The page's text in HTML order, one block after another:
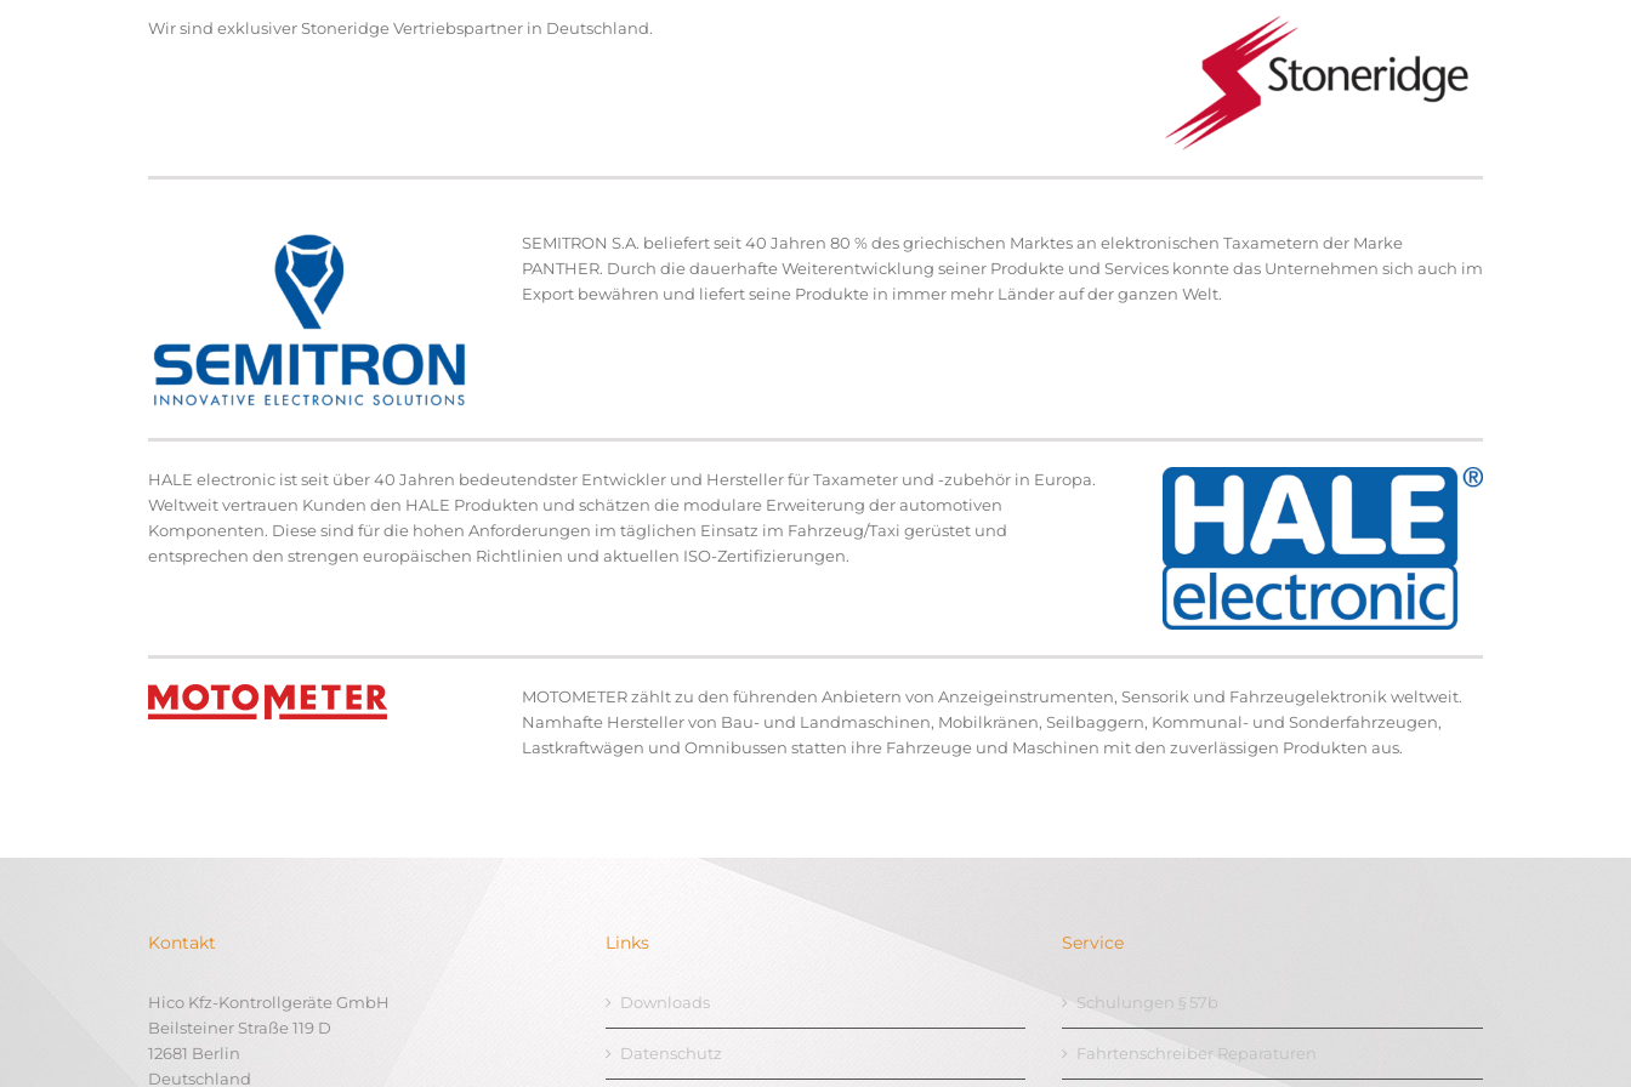
Wir sind exklusiver Stoneridge Vertriebspartner in Deutschland.
SEMITRON S.A. beliefert seit 40 Jahren 80 % des griechischen Marktes an elektronischen Taxametern der Marke
PANTHER. Durch die dauerhafte Weiterentwicklung seiner Produkte und Services konnte das Unternehmen sich auch im
Export bewähren und liefert seine Produkte in immer mehr Länder auf der ganzen Welt.
HALE electronic ist seit über 40 Jahren bedeutendster Entwickler und Hersteller für Taxameter und -zubehör in Europa.
Weltweit vertrauen Kunden den HALE Produkten und schätzen die modulare Erweiterung der automotiven
Komponenten. Diese sind für die hohen Anforderungen im täglichen Einsatz im Fahrzeug/Taxi gerüstet und
entsprechen den strengen europäischen Richtlinien und aktuellen ISO-Zertifizierungen.
MOTOMETER zählt zu den führenden Anbietern von Anzeigeinstrumenten, Sensorik und Fahrzeugelektronik weltweit.
Namhafte Hersteller von Bau- und Landmaschinen, Mobilkränen, Seilbaggern, Kommunal- und Sonderfahrzeugen,
Lastkraftwägen und Omnibussen statten ihre Fahrzeuge und Maschinen mit den zuverlässigen Produkten aus.
Kontakt
Hico Kfz-Kontrollgeräte GmbH
Beilsteiner Straße 119 D
12681 Berlin
Deutschland
Links
Downloads
Datenschutz
Service
Schulungen § 57b
Fahrtenschreiber Reparaturen